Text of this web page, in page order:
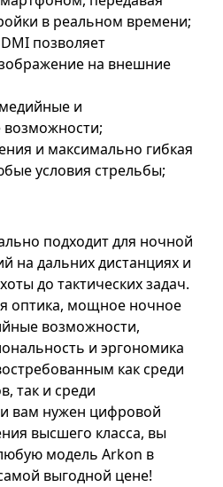
в реальном времени;
позволяет
на внешние
и
и максимально гибкая
условия стрельбы;
подходит для ночной
на дальних дистанциях и
до тактических задач.
оптика, мощное ночное
возможности,
и эргономика
как среди
так и среди
вам нужен цифровой
высшего класса, вы
модель Arkon в
выгодной цене!